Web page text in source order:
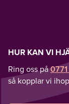
HUR KAN VI
Ring oss på
så kopplar vi